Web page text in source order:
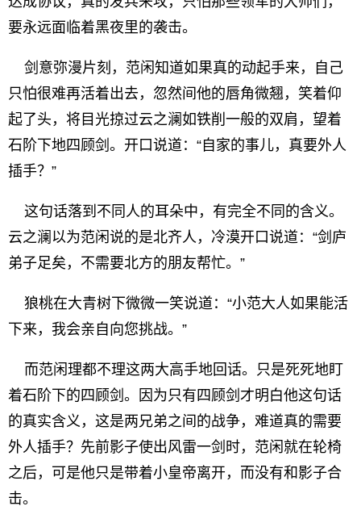
要永远面临着黑夜里的袭击。
剑意弥漫片刻，范闲知道如果真的动起手来，自己
只怕很难再活着出去，忽然间他的唇角微翘，笑着仰
起了头，将目光掠过云之澜如铁削一般的双肩，望着
石阶下地四顾剑。开口说道：“自家的事儿，真要外人
插手？”
这句话落到不同人的耳朵中，有完全不同的含义。
云之澜以为范闲说的是北齐人，冷漠开口说道：“剑庐
弟子足矣，不需要北方的朋友帮忙。”
狼桃在大青树下微微一笑说道：“小范大人如果能活
下来，我会亲自向您挑战。”
而范闲理都不理这两大高手地回话。只是死死地盯
着石阶下的四顾剑。因为只有四顾剑才明白他这句话
的真实含义，这是两兄弟之间的战争，难道真的需要
外人插手？先前影子使出风雷一剑时，范闲就在轮椅
之后，可是他只是带着小皇帝离开，而没有和影子合
击。